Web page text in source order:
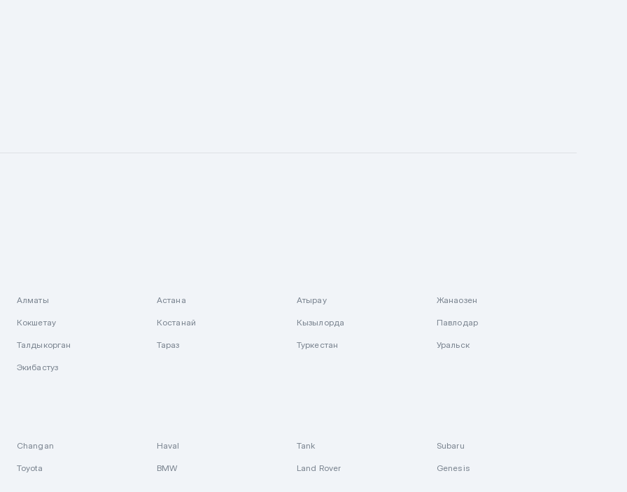
Алматы Астана Атырау Жанаозен
Кокшетау Костанай Кызылорда Павлодар
Талдыкорган Тараз Туркестан Уральск
Экибастуз
Changan Haval Tank Subaru
Toyota BMW Land Rover Genesis